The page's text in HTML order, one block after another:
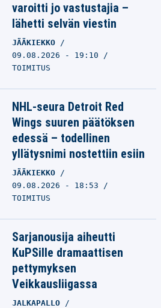
varoitti jo vastustajia –
lähetti selvän viestin
JÄÄKIEKKO
09.08.2026 - 19:10
TOIMITUS
NHL-seura Detroit Red
Wings suuren päätöksen
edessä – todellinen
yllätysnimi nostettiin esiin
JÄÄKIEKKO
09.08.2026 - 18:53
TOIMITUS
Sarjanousija aiheutti
KuPSille dramaattisen
pettymyksen
Veikkausliigassa
JALKAPALLO